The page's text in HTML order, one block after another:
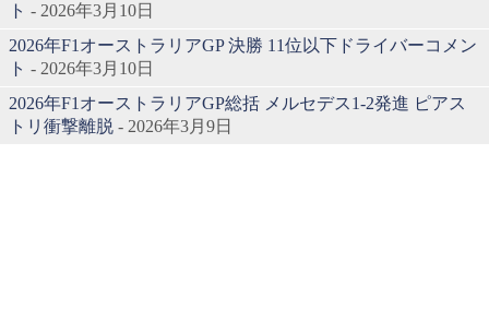
ト - 2026年3月10日
2026年F1オーストラリアGP 決勝 11位以下ドライバーコメン
ト - 2026年3月10日
2026年F1オーストラリアGP総括 メルセデス1-2発進 ピアス
トリ衝撃離脱 - 2026年3月9日